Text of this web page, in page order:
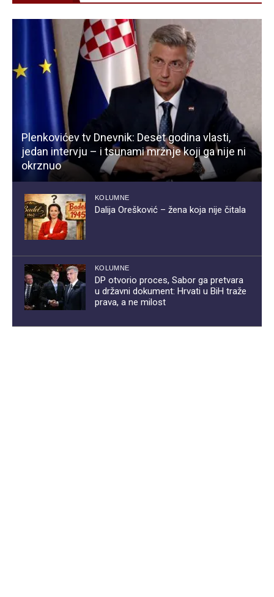
Plenkovićev tv Dnevnik: Deset godina vlasti,
jedan intervju – i tsunami mržnje koji ga nije ni
okrznuo
KOLUMNE
Dalija Orešković – žena koja nije čitala
KOLUMNE
DP otvorio proces, Sabor ga pretvara
u državni dokument: Hrvati u BiH traže
prava, a ne milost